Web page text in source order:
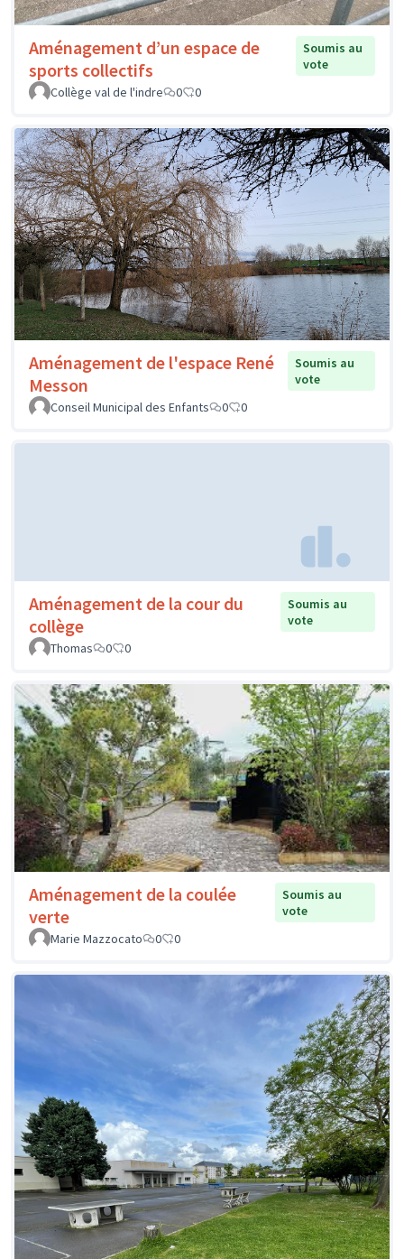
Aménagement d’un espace de
sports collectifs
Soumis au
vote
Collège val de l'indre
0 0
Aménagement de l'espace René
Messon
Soumis au
vote
Conseil Municipal des Enfants
0 0
Aménagement de la cour du
collège
Soumis au
vote
Thomas
0 0
Aménagement de la coulée
verte
Soumis au
vote
Marie Mazzocato
0 0